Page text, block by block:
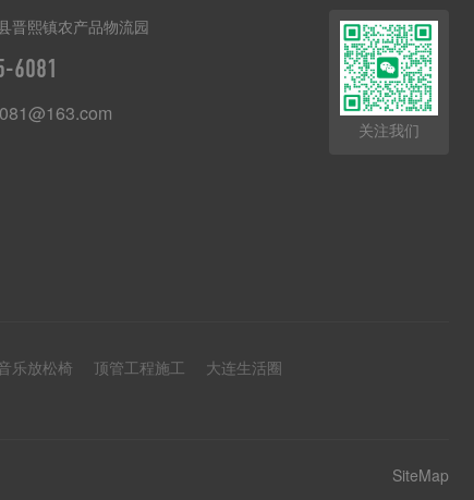
晋熙镇农产品物流园
6081
关注我们
乐放松椅 顶管工程施工
大连生活圈
SiteMap